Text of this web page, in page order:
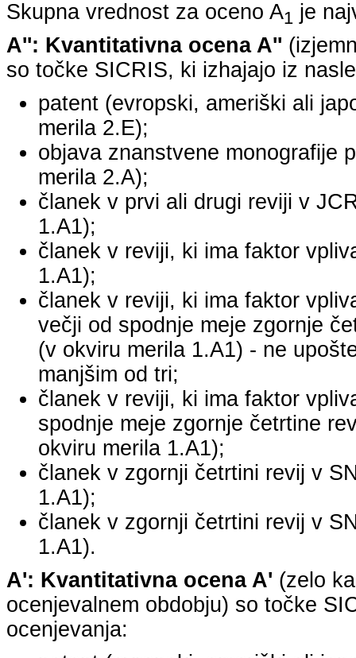
Skupna vrednost za oceno A1 je
A'': Kvantitativna ocena A''
so točke SICRIS, ki izhajajo iz
patent (evropski, ameriški ali
merila 2.E);
objava znanstvene monografije
merila 2.A);
članek v prvi ali drugi reviji v
1.A1);
članek v reviji, ki ima faktor
1.A1);
članek v reviji, ki ima faktor
večji od spodnje meje zgornje
(v okviru merila 1.A1) - ne
manjšim od tri;
članek v reviji, ki ima faktor
spodnje meje zgornje četrtine
okviru merila 1.A1);
članek v zgornji četrtini revij v
1.A1);
članek v zgornji četrtini revij v
1.A1).
A': Kvantitativna ocena A' (zelo
ocenjevalnem obdobju) so točke
ocenjevanja: